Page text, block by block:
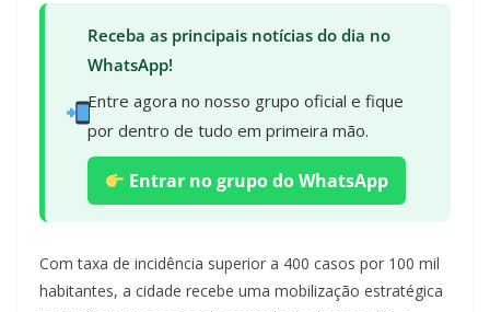
Receba as principais notícias do dia no
WhatsApp!
Entre agora no nosso grupo oficial e fique
por dentro de tudo em primeira mão.
Entrar no grupo do WhatsApp
Com taxa de incidência superior a 400 casos por 100 mil
habitantes, a cidade recebe uma mobilização estratégica